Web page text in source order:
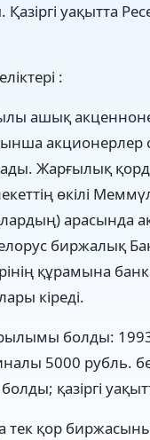
уақытта
:
ашық
акционерлер
Жарғылық
өкілі
арасында
биржалық
құрамына
кіреді.
болды:
5000 рубль.
қазіргі
қор